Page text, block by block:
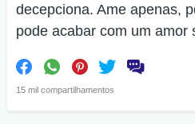
decepciona. Ame apenas,
pode acabar com um amor
15 mil compartilhamentos